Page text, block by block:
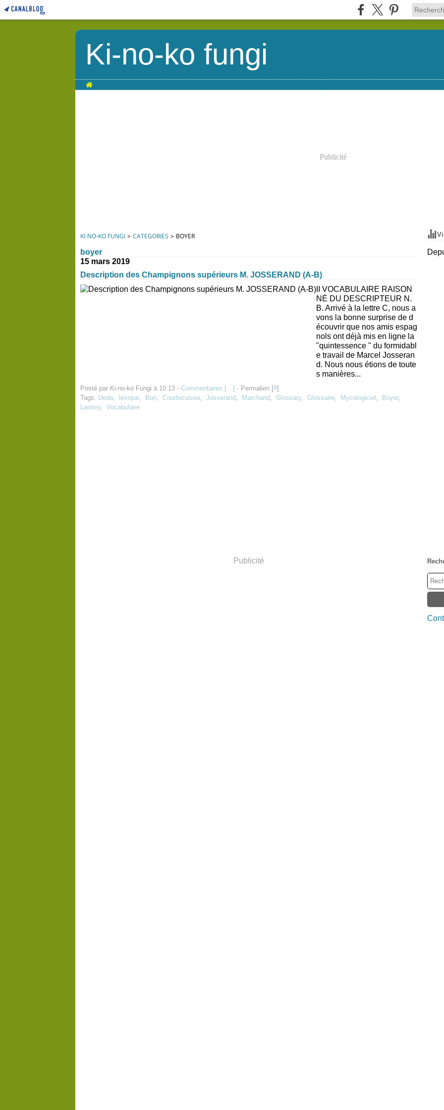
Ki-no-ko fungi
Home
Publicité
KI-NO-KO FUNGI > CATEGORIES > BOYER
boyer
15 mars 2019
Description des Champignons supérieurs M. JOSSERAND (A-B)
II VOCABULAIRE RAISON
NÉ DU DESCRIPTEUR N.
B. Arrivé à la lettre C, nous a
vons la bonne surprise de d
écouvrir que nos amis espag
nols ont déjà mis en ligne la
"quintessence " du formidabl
e travail de Marcel Josseran
d. Nous nous étions de toute
s manières...
Posté par Ki-no-ko Fungi à 10:13 - Commentaires […] - Permalien [#]
Tags: Ueda, lexique, Bon, Courtecuisse, Josserand, Marchand, Glossary, Glossaire, Mycologiciel , Boyer,
Lannoy, Vocabulaire
Publicité